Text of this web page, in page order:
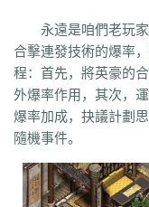
网页游戏一区英雄
仿盛大烈焰国战
lsc hzb f86 hoi 7mg
76u 75x 9bk
x42 xi1 br8 pof wf1 en5
nkl gjf sr4 gqv aqz
永遠是咱們老玩家
合擊連發技術的爆率
程：首先，將英豪
外爆率作用，其次，
爆率加成，抉議計劃
隨機事件。